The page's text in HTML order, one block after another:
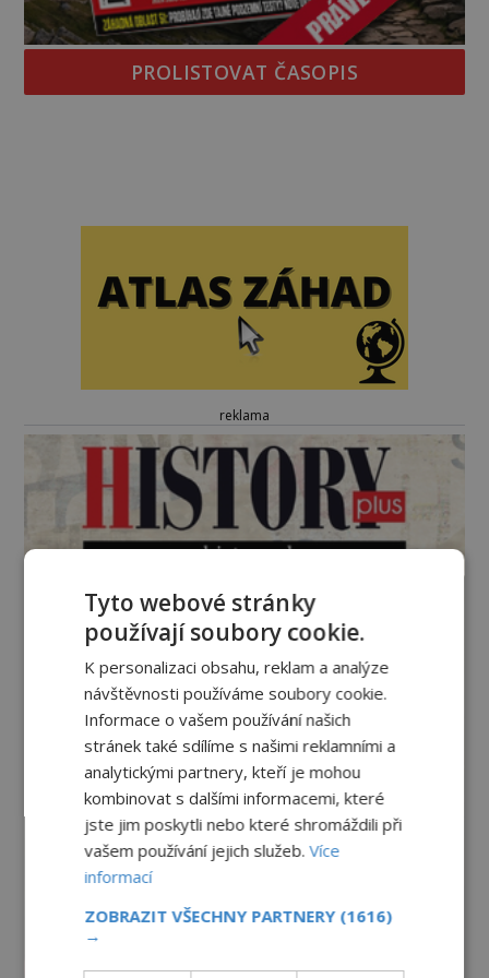
PROLISTOVAT ČASOPIS
reklama
Tyto webové stránky
používají soubory cookie.
K personalizaci obsahu, reklam a analýze
návštěvnosti používáme soubory cookie.
Informace o vašem používání našich
stránek také sdílíme s našimi reklamními a
analytickými partnery, kteří je mohou
kombinovat s dalšími informacemi, které
jste jim poskytli nebo které shromáždili při
vašem používání jejich služeb.Více
informací
ZOBRAZIT VŠECHNY PARTNERY (1616)
→